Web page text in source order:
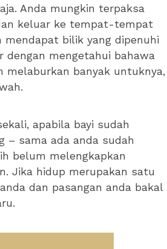
Anda mungkin terpaksa
keluar ke tempat-tempat
mendapat bilik yang dipenuhi
dengan mengetahui bahawa
melaburkan banyak untuknya,
apabila bayi sudah
– sama ada anda sudah
belum melengkapkan
Jika hidup merupakan satu
dan pasangan anda bakal